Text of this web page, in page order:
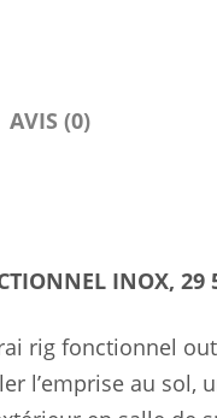
AVIS (0)
INOX, 29
rig fonctionnel
l’emprise au sol,